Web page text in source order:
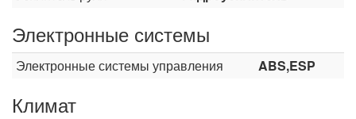
Электронные системы
Электронные системы управления ABS,ESP
Климат